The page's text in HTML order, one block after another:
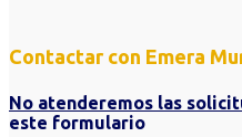
Contactar con Emera
No atenderemos las
este formulario